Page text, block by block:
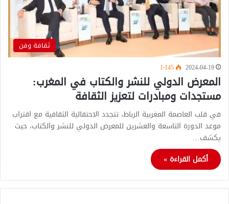
ثقافة وفن
2024-04-19 1٬145
المعرض الدولي للنشر والكتاب في المغرب:
مستجدات ومبادرات لتعزيز الثقافة
في قلب العاصمة المغربية الرباط، تتجدد الاحتفالية الثقافية مع اقتراب
موعد الدورة التاسعة والعشرين للمعرض الدولي للنشر والكتاب، حيث
يكشف…
أكمل القراءة »